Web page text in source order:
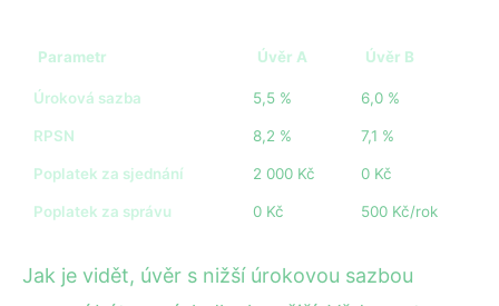
Parametr Úvěr A Úvěr B
Úroková sazba 5,5 % 6,0 %
RPSN 8,2 % 7,1 %
Poplatek za sjednání 2 000 Kč 0 Kč
Poplatek za správu 0 Kč 500 Kč/rok
Jak je vidět, úvěr s nižší úrokovou sazbou